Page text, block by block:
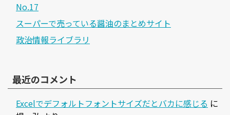
No.17
スーパーで売っている醤油のまとめサイト
政治情報ライブラリ
最近のコメント
Excelでデフォルトフォントサイズだとバカに感じる に